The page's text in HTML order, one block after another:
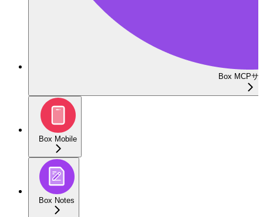
Box MCPサ
Box Mobile
Box Notes